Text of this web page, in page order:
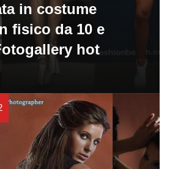
in costume
fisico da 10 e
hot